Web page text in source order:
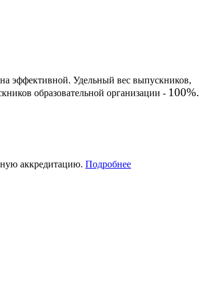
эффективной. Удельный вес выпускников,
образовательной организации - 100%.
аккредитацию. Подробнее